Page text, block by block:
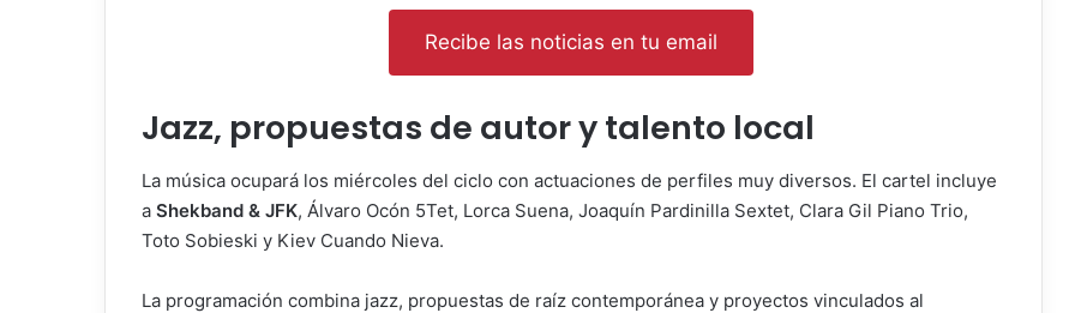
Recibe las noticias en tu email
Jazz, propuestas de autor y talento local
La música ocupará los miércoles del ciclo con actuaciones de perfiles muy diversos. El cartel incluye
a Shekband & JFK, Álvaro Ocón 5Tet, Lorca Suena, Joaquín Pardinilla Sextet, Clara Gil Piano Trio,
Toto Sobieski y Kiev Cuando Nieva.
La programación combina jazz, propuestas de raíz contemporánea y proyectos vinculados al